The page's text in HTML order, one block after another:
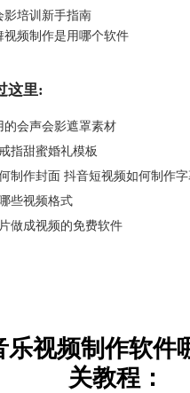
图2：添加图片
的大小、动作，在每个图片切换
影培训新手指南
视频制作是用哪个软件
这里:
的会声会影遮罩素材
指甜蜜婚礼模板
制作封面 抖音短视频如何制作字
些视频格式
做成视频的免费软件
乐视频制作软件
关教程：